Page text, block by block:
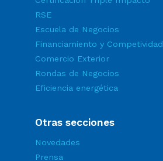
RSE
Escuela de Negocios
Financiamiento y Competividad
Comercio Exterior
Rondas de Negocios
Eficiencia energética
Otras secciones
Novedades
Prensa